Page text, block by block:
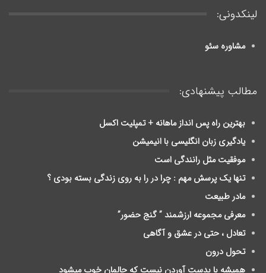
لینکدونی:
مشاوره سئو
مطالب پیشنهادی:
بهترین راه پس انداز ماهانه + تمپلیت اکسل
یادگیری زبان انگلیسی با انیمیشن
موفقیت مثل رانندگی است
تنها یک پرسش مهم : چرا در را به روی زندگی بسته بودی ؟
مادر طبیعت
معرفی مجموعه ارزشمند ” گنج حضور”
تعادل ، حتی در عشق و آگاهی
تحول درون
ﻫﻤﯿﺸﻪ ﺑﺎ ﺑﺪﺳﺖ ﺁﻭﺭﺩﻥ ﻧﯿﺴﺖ ﮐﻪ ﺣﺎلمان ﺧﻮﺏ ﻣﯿﺸﻮﺩ